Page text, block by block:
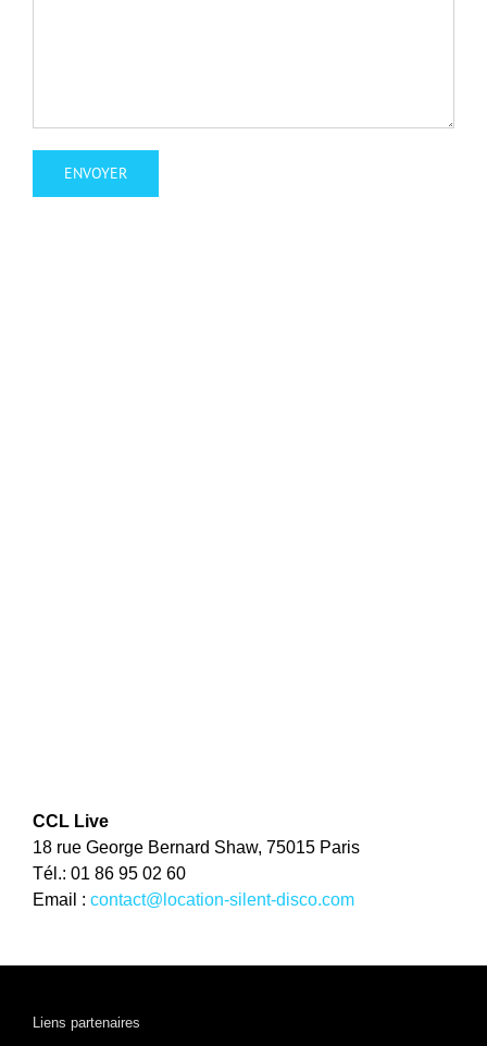
CCL Live
18 rue George Bernard Shaw, 75015 Paris
Tél.: 01 86 95 02 60
Email : contact@location-silent-disco.com
Liens partenaires